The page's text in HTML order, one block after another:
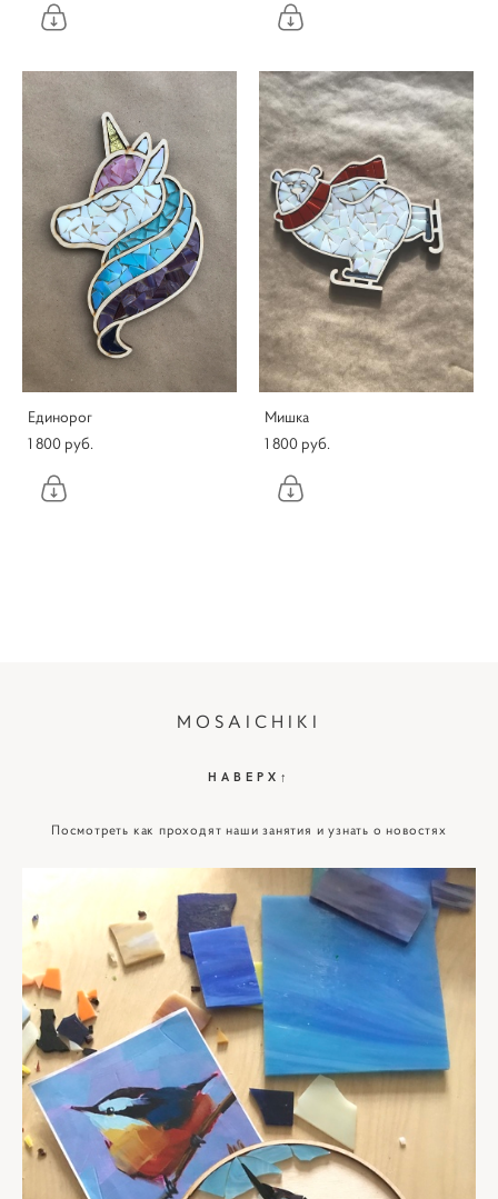
Единорог
1 800 pуб.
Мишка
1 800 pуб.
MOSAICHIKI
НАВЕРХ↑
Посмотреть как проходят наши занятия и узнать о новостях